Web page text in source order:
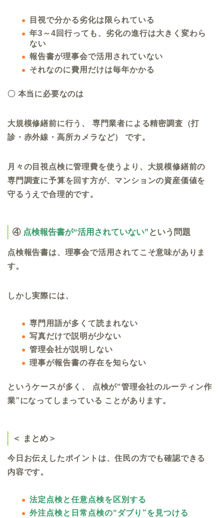
目視で分かる劣化は限られている
年3～4回行っても、劣化の進行は大きく変わら
ない
報告書が理事会で活用されていない
それなのに費用だけは毎年かかる
〇 本当に必要なのは
大規模修繕前に行う、 専門業者による精密調査（打
診・赤外線・高所カメラなど） です。
月々の目視点検に管理費を使うより、大規模修繕前の
専門調査に予算を回す方が、マンションの資産価値を
守るうえで合理的です。
④ 点検報告書が“活用されていない” という問題
点検報告書は、理事会で活用されてこそ意味がありま
す。
しかし実際には、
専門用語が多くて読まれない
写真だけで説明が少ない
管理会社が説明しない
理事が報告書の存在を知らない
というケースが多く、 点検が“管理会社のルーティン作
業”になってしまっている ことがあります。
＜ まとめ＞
今日お伝えしたポイントは、住民の方でも確認できる
内容です。
法定点検と任意点検を区別する
外注点検と日常点検の“ダブり”を見つける